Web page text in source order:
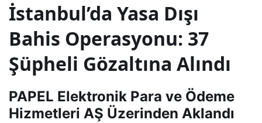
İstanbul’da Yasa Dışı
Bahis Operasyonu: 37
Şüpheli Gözaltına Alındı
PAPEL Elektronik Para ve Ödeme
Hizmetleri AŞ Üzerinden Aklandı
:
Kola
ylık
ve